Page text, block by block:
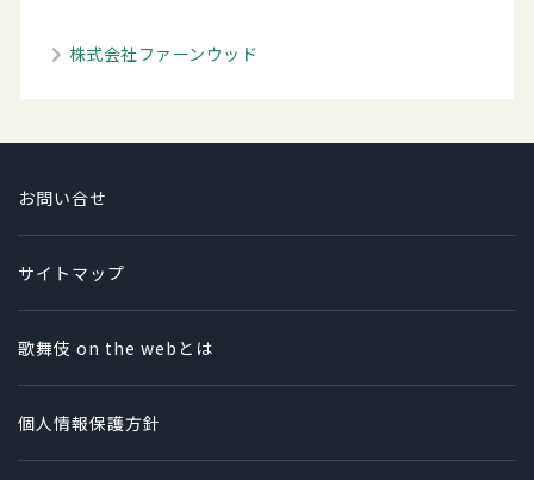
株式会社ファーンウッド
お問い合せ
サイトマップ
歌舞伎 on the webとは
個人情報保護方針